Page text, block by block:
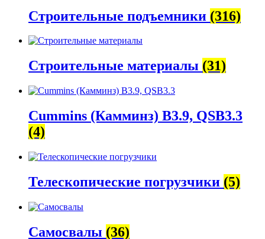
Строительные подъемники (316)
Строительные материалы (31)
Cummins (Камминз) B3.9, QSB3.3
(4)
Телескопические погрузчики (5)
Самосвалы (36)